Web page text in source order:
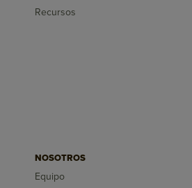
Recursos
NOSOTROS
Equipo